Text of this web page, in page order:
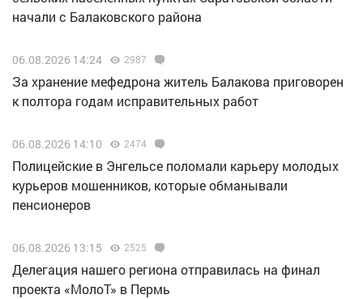
начали с Балаковского района
06.08.2026 14:24 2987
За хранение мефедрона житель Балакова приговорен
к полтора годам исправительных работ
06.08.2026 14:10 2474
Полицейские в Энгельсе поломали карьеру молодых
курьеров мошенников, которые обманывали
пенсионеров
06.08.2026 13:15 2525
Делегация нашего региона отправилась на финал
проекта «МолоТ» в Пермь